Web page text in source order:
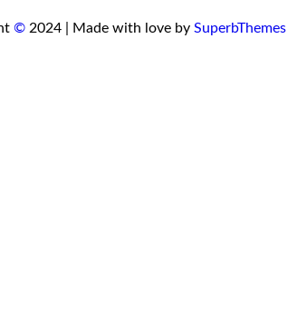
©2024 | Made with love by SuperbThemes